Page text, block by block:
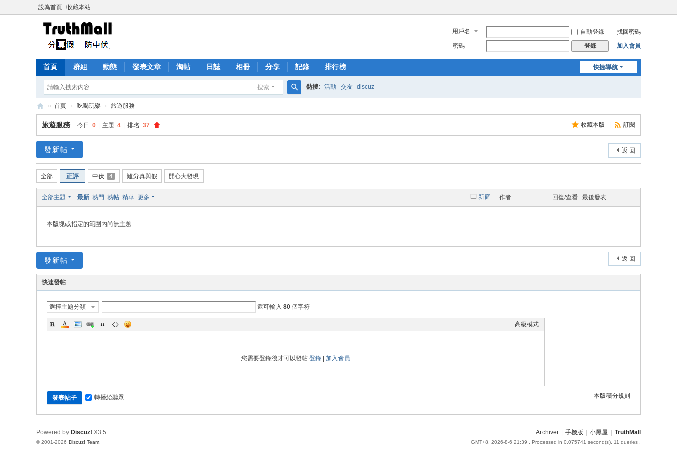
設為首頁 收藏本站
用戶名 自動登錄
找回密碼
密碼
登錄 加入會員
快捷導航
首頁 群組 動態 發表文章 淘帖 日誌 相冊 分享 記錄 排行榜
搜索
索
熱搜: 活動 交友 discuz
Tr
ut
M
all
» 首頁 › 吃喝玩樂 › 旅遊服務
收藏本版 訂閱
旅遊服務 今日: 0 主題: 4 排名: 37
返 回
發新帖
全部 正評 中伏 4 難分真與假 開心大發現
新窗
全部主題 最新 熱門 熱帖 精華 更多 作者 回復/查看 最後發表
本版塊或指定的範圍內尚無主題
返 回
發新帖
快速發帖
選擇主題分類 還可輸入 80 個字符
高級模式
您需要登錄後才可以發帖 登錄 加入會員
本版積分規則
發表帖子 轉播給聽眾
Archiver 手機版 小黑屋 TruthMall
GMT+8, 2026-8-6 21:39 , Processed in 0.075741 second(s), 11 queries .
Powered by Discuz! X3.5
© 2001-2026 Discuz! Team